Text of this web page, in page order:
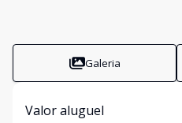
Galeria
Valor aluguel